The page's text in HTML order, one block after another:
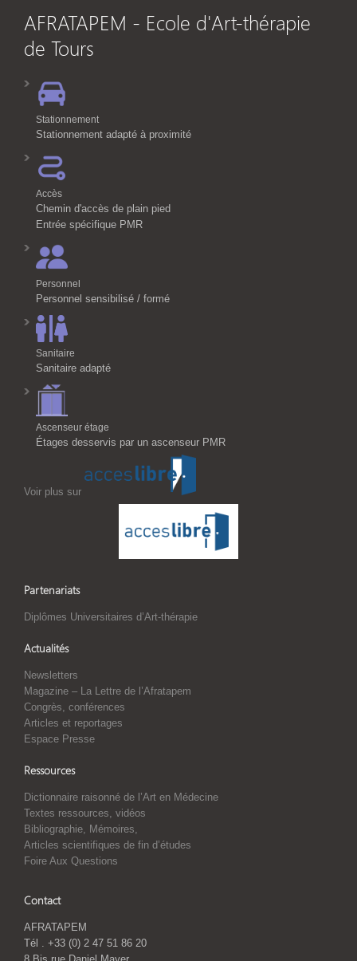
AFRATAPEM - Ecole d'Art-thérapie
de Tours
Stationnement
Stationnement adapté à proximité
Accès
Chemin d'accès de plain pied
Entrée spécifique PMR
Personnel
Personnel sensibilisé / formé
Sanitaire
Sanitaire adapté
Ascenseur étage
Étages desservis par un ascenseur PMR
Voir plus sur
Partenariats
Diplômes Universitaires d’Art-thérapie
Actualités
Newsletters
Magazine – La Lettre de l’Afratapem
Congrès, conférences
Articles et reportages
Espace Presse
Ressources
Dictionnaire raisonné de l’Art en Médecine
Textes ressources, vidéos
Bibliographie, Mémoires,
Articles scientifiques de fin d’études
Foire Aux Questions
Contact
AFRATAPEM
Tél . +33 (0) 2 47 51 86 20